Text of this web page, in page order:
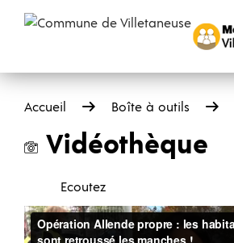
Accueil Boîte à outils
Vidéothèque
Ecoutez